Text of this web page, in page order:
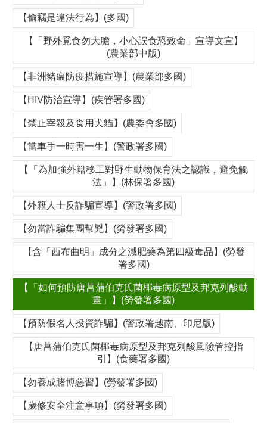
【偷竊是違法行為】(多國)
【「野外覓食勿大膽，小心誤食恐致命」宣導文宣】
(農業部中版)
【非洲豬瘟防疫措施宣導】(農業部多國)
【HIV防治宣導】(疾管署多國)
【禁止宰殺及食用犬貓】(農委會多國)
【當車手一時害一生】(警政署多國)
【「為加強外籍移工對野生動物保育法之認識，避免觸
法」】(林保署多國)
【外籍人士反詐騙宣導】(警政署多國)
【勿當詐騙集團幫兇】(勞發署多國)
【含「西布曲明」成分之減肥藥為第四級毒品】(勞發
署多國)
【「如何預防唐菖蒲伯克氏菌椰毒病原型及邦克列酸動
畫」】(勞發署多國)
【預防假名人投資詐騙】(警政署越南、印尼版)
【唐菖蒲伯克氏菌椰毒病原型及邦克列酸風險管控指
引】(食藥署多國)
【勿養成賭博惡習】(勞發署多國)
【歲修安全注意事項】(勞發署多國)